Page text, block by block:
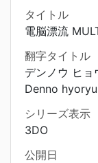
タイトル
電脳漂流
翻字タイトル
デンノウ ヒョ
Denno
シリーズ表示
3DO
公開日